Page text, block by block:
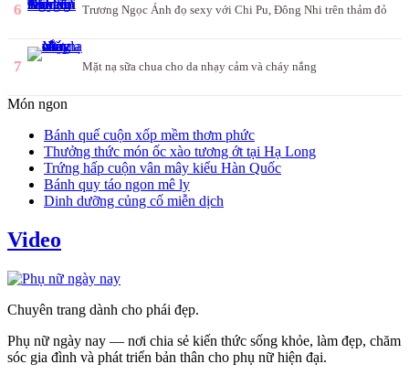
6 Trương Ngọc Ánh đọ sexy với Chi Pu, Đông Nhi trên thảm đỏ
7 Mặt nạ sữa chua cho da nhạy cảm và cháy nắng
Món ngon
Bánh quế cuộn xốp mềm thơm phức
Thưởng thức món ốc xào tương ớt tại Hạ Long
Trứng hấp cuộn vân mây kiểu Hàn Quốc
Bánh quy táo ngon mê ly
Dinh dưỡng củng cố miễn dịch
Video
Chuyên trang dành cho phái đẹp.
Phụ nữ ngày nay — nơi chia sẻ kiến thức sống khỏe, làm đẹp, chăm
sóc gia đình và phát triển bản thân cho phụ nữ hiện đại.